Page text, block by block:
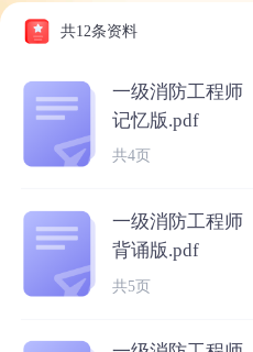
共12条资料
一级消防工程师
记忆版.pdf
共4页
一级消防工程师
背诵版.pdf
共5页